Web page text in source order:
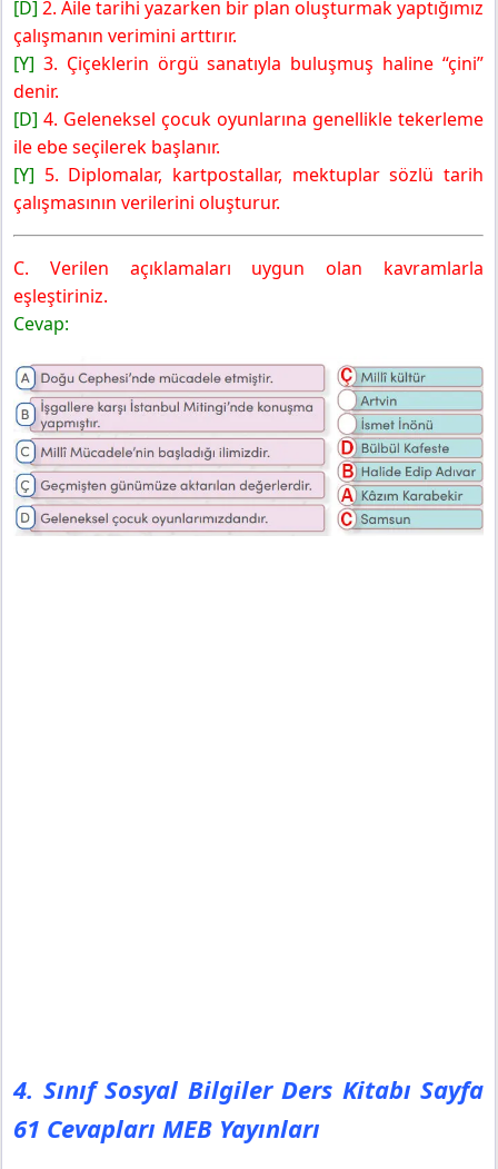
[D] 2. Aile tarihi yazarken bir plan oluşturmak yaptığımız
çalışmanın verimini arttırır.
[Y] 3. Çiçeklerin örgü sanatıyla buluşmuş haline “çini”
denir.
[D] 4. Geleneksel çocuk oyunlarına genellikle tekerleme
ile ebe seçilerek başlanır.
[Y] 5. Diplomalar, kartpostallar, mektuplar sözlü tarih
çalışmasının verilerini oluşturur.
C. Verilen açıklamaları uygun olan kavramlarla
eşleştiriniz.
Cevap:
4. Sınıf Sosyal Bilgiler Ders Kitabı Sayfa
61 Cevapları MEB Yayınları